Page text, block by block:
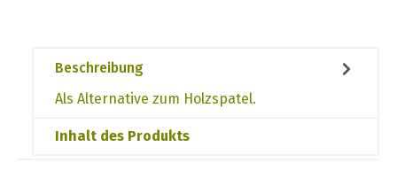
Beschreibung
Als Alternative zum Holzspatel.
Inhalt des Produkts